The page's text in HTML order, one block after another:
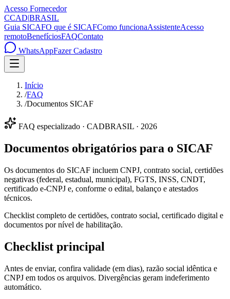
Acesso Fornecedor
CCAD|BRASIL
Guia SICAFO que é SICAFComo funcionaAssistenteAcesso
remotoBenefíciosFAQContato
WhatsAppFazer Cadastro
Início
/FAQ
/Documentos SICAF
FAQ especializado · CADBRASIL · 2026
Documentos obrigatórios para o SICAF
Os documentos do SICAF incluem CNPJ, contrato social, certidões
negativas (federal, estadual, municipal), FGTS, INSS, CNDT,
certificado e-CNPJ e, conforme o edital, balanço e atestados
técnicos.
Checklist completo de certidões, contrato social, certificado digital e
documentos por nível de habilitação.
Checklist principal
Antes de enviar, confira validade (em dias), razão social idêntica e
CNPJ em todos os arquivos. Divergências geram indeferimento
automático.